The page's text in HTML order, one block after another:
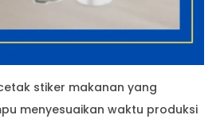
stiker makanan yang
menyesuaikan waktu produksi